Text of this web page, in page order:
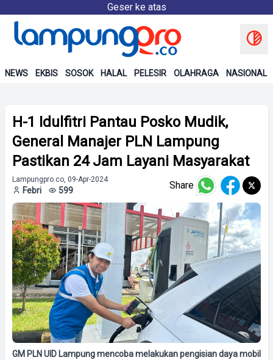
Geser ke atas
NEWS EKBIS SOSOK HALAL PELESIR OLAHRAGA NASIONAL
H-1 Idulfitri Pantau Posko Mudik,
General Manajer PLN Lampung
Pastikan 24 Jam Layani Masyarakat
Lampungpro.co, 09-Apr-2024
Febri 599 Share
GM PLN UID Lampung mencoba melakukan pengisian daya mobil